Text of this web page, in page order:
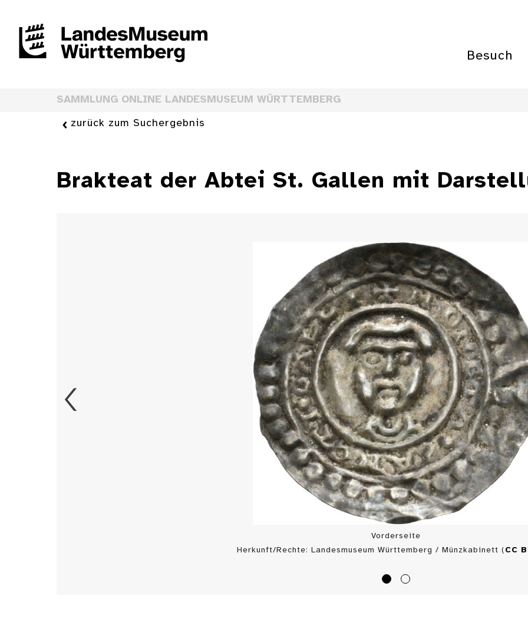
Besuch
SAMMLUNG ONLINE LANDESMUSEUM WÜRTTEMBERG
zurück zum Suchergebnis
Brakteat der Abtei St. Gallen mit
Vorderseite
Herkunft/Rechte: Landesmuseum Württemberg / Münzkabinett ( CC